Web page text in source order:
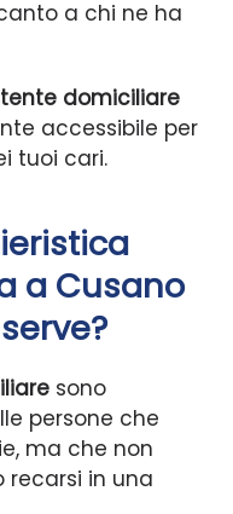
a chi ne ha
domiciliare
accessibile per
tuoi cari.
a Cusano
sono
persone che
ma che non
recarsi in una